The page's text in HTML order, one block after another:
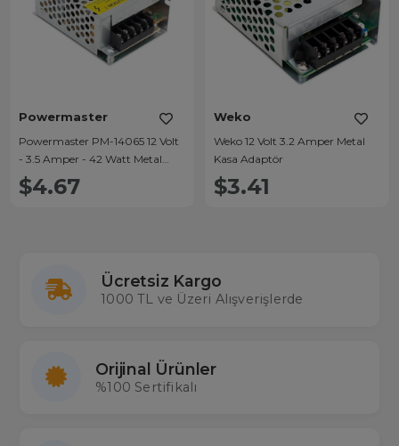
Powermaster
Powermaster PM-14065 12 Volt
- 3.5 Amper - 42 Watt Metal
Kasa Adaptör
$4.67
Weko
Weko 12 Volt 3.2 Amper Metal
Kasa Adaptör
$3.41
Ücretsiz Kargo
1000 TL ve Üzeri Alışverişlerde
Orijinal Ürünler
%100 Sertifikalı